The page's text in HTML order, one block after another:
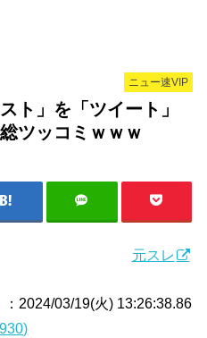
ニュー速VIP
ト」を「ツイート」
ツッコミｗｗｗ
元スレ
：2024/03/19(火) 13:26:38.86